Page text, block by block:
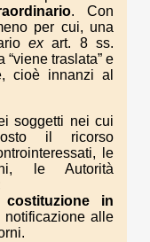
. Con
per cui, una
exart. 8 ss.
“viene traslata” e
cioè innanzi al
soggetti nei cui
il ricorso
le
le Autorità
in
alle